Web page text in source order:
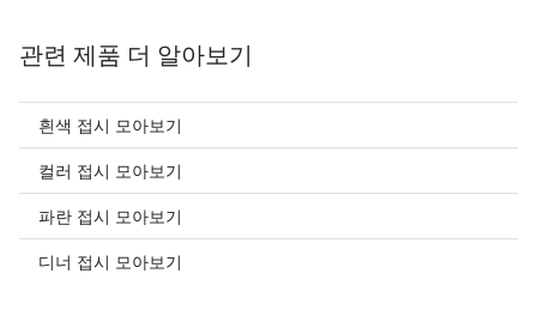
관련 제품 더 알아보기
흰색 접시 모아보기
컬러 접시 모아보기
파란 접시 모아보기
디너 접시 모아보기